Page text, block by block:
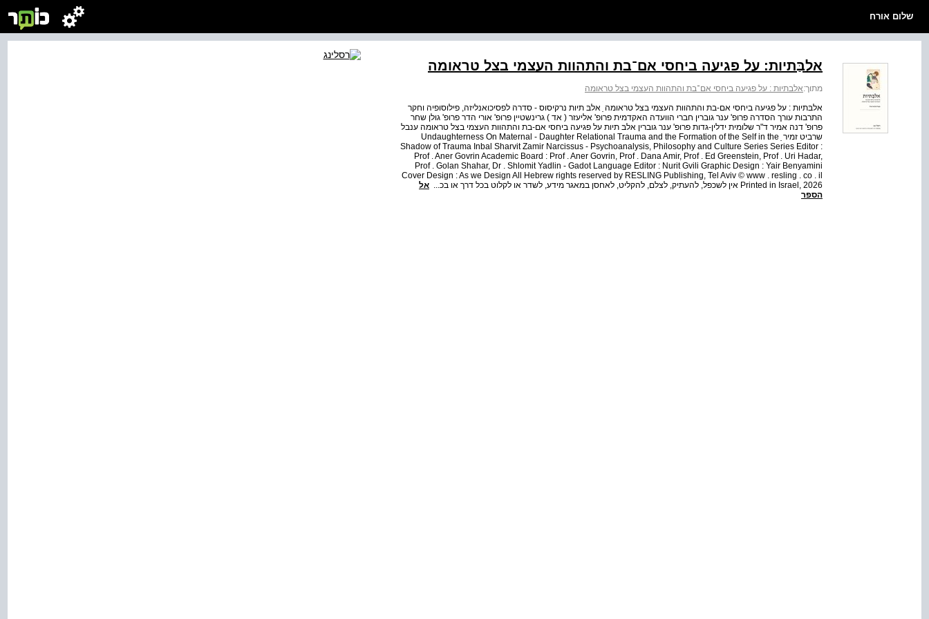
שלום אורח
אלבַּתיות: על פגיעה ביחסי אם־בת והתהוות העצמי בצל טראומה
מתוך:אלבתיות : על פגיעה ביחסי אם־בת והתהוות העצמי בצל טראומה
אלבּתיות : על פגיעה ביחסי אם-בת והתהוות העצמי בצל טראומה ַ אלבּ תיות נרקיסוס - סדרה לפסיכואנליזה, פילוסופיה וחקר
התרבות עורך הסדרה פרופ' ענר גוברין חברי הוועדה האקדמית פרופ' אליעזר ( אד ) גרינשטיין פרופ' אורי הדר פרופ' גולן שחר
פרופ' דנה אמיר ד"ר שלומית ידלין-גדות פרופ' ענר גוברין אלבּ תיות על פגיעה ביחסי אם-בת והתהוות העצמי בצל טראומה ענבל
שרביט זמיר ַ Undaughterness On Maternal - Daughter Relational Trauma and the Formation of the Self in the
Shadow of Trauma Inbal Sharvit Zamir Narcissus - Psychoanalysis, Philosophy and Culture Series Series Editor :
Prof . Aner Govrin Academic Board : Prof . Aner Govrin, Prof . Dana Amir, Prof . Ed Greenstein, Prof . Uri Hadar,
Prof . Golan Shahar, Dr . Shlomit Yadlin - Gadot Language Editor : Nurit Gvili Graphic Design : Yair Benyamini
Cover Design : As we Design All Hebrew rights reserved by RESLING Publishing, Tel Aviv © www . resling . co . il
Printed in Israel, 2026 אין לשכפל, להעתיק, לצלם, להקליט, לאחסן במאגר מידע, לשדר או לקלוט בכל דרך או בכ...
אל
הספר